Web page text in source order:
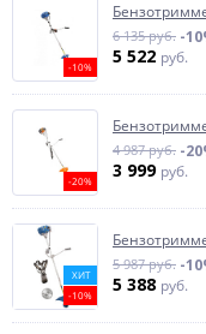
-10%
6 135 руб. -
5 522 руб.
-20%
4 987 руб. -
3 999 руб.
ХИТ
-10%
5 987 руб. -
5 388 руб.